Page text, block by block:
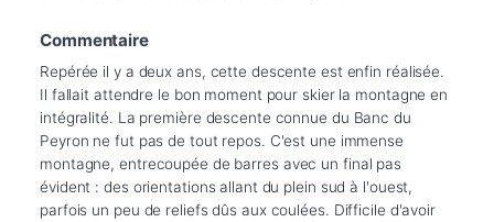
Commentaire
Repérée il y a deux ans, cette descente est enfin réalisée.
Il fallait attendre le bon moment pour skier la montagne en
intégralité. La première descente connue du Banc du
Peyron ne fut pas de tout repos. C'est une immense
montagne, entrecoupée de barres avec un final pas
évident : des orientations allant du plein sud à l'ouest,
parfois un peu de reliefs dûs aux coulées. Difficile d'avoir